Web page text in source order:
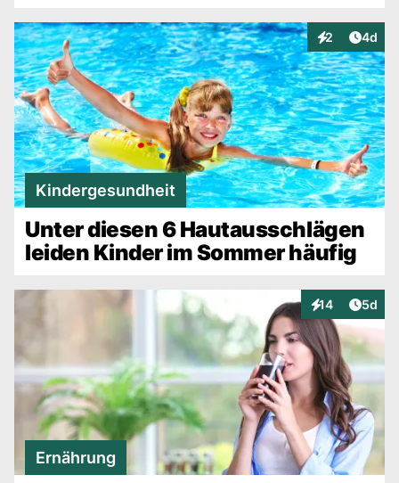
2
Interaktionen
4d
Kindergesundheit
Unter diesen 6 Hautausschlägen
leiden Kinder im Sommer häufig
14
Interaktionen
5d
Ernährung